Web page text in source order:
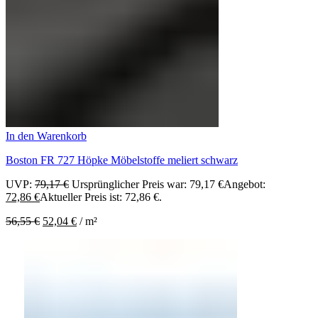
In den Warenkorb
Boston FR 727 Höpke Möbelstoffe meliert schwarz
UVP: 79,17€ Ursprünglicher Preis war: 79,17 €Angebot:
72,86 €Aktueller Preis ist: 72,86 €.
56,55€ 52,04 € /m²